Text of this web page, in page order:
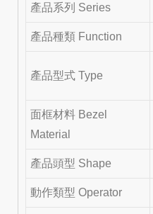
產品系列 Series
產品種類 Function
產品型式 Type
面框材料 Bezel
Material
產品頭型 Shape
動作類型 Operator